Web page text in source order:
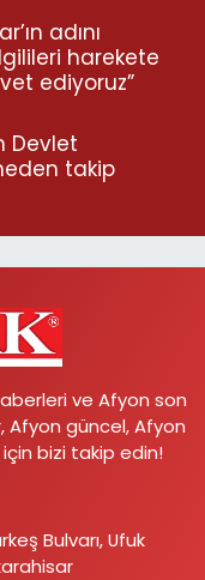
adını
harekete
ediyoruz”
Devlet
takip
ve Afyon son
Afyon güncel, Afyon
bizi takip edin!
Bulvarı, Ufuk